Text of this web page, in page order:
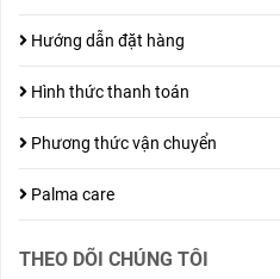
Hướng dẫn đặt hàng
Hình thức thanh toán
Phương thức vận chuyển
Palma care
THEO DÕI CHÚNG TÔI